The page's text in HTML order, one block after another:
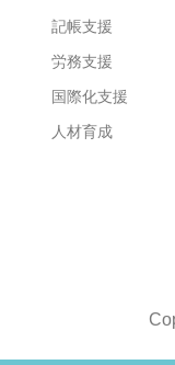
記帳支援
労務支援
国際化支援
人材育成